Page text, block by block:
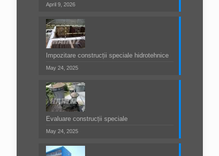
April 9, 2026
Impozitare construcții speciale hidrotehnice
May 24, 2025
Evaluare construcții speciale
May 24, 2025